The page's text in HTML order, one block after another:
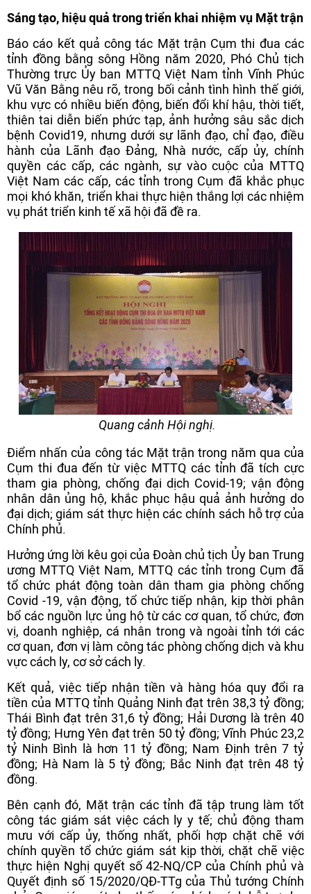
Sáng tạo, hiệu quả trong triển khai nhiệm vụ Mặt trận
Báo cáo kết quả công tác Mặt trận Cụm thi đua các
tỉnh đồng bằng sông Hồng năm 2020, Phó Chủ tịch
Thường trực Ủy ban MTTQ Việt Nam tỉnh Vĩnh Phúc
Vũ Văn Bằng nêu rõ, trong bối cảnh tình hình thế giới,
khu vực có nhiều biến động, biến đổi khí hậu, thời tiết,
thiên tai diễn biến phức tạp, ảnh hưởng sâu sắc dịch
bệnh Covid19, nhưng dưới sự lãnh đạo, chỉ đạo, điều
hành của Lãnh đạo Đảng, Nhà nước, cấp ủy, chính
quyền các cấp, các ngành, sự vào cuộc của MTTQ
Việt Nam các cấp, các tỉnh trong Cụm đã khắc phục
mọi khó khăn, triển khai thực hiện thắng lợi các nhiệm
vụ phát triển kinh tế xã hội đã đề ra.
Quang cảnh Hội nghị.
Điểm nhấn của công tác Mặt trận trong năm qua của
Cụm thi đua đến từ việc MTTQ các tỉnh đã tích cực
tham gia phòng, chống đại dịch Covid-19; vận động
nhân dân ủng hộ, khắc phục hậu quả ảnh hưởng do
đại dịch; giám sát thực hiện các chính sách hỗ trợ của
Chính phủ.
Hưởng ứng lời kêu gọi của Đoàn chủ tịch Ủy ban Trung
ương MTTQ Việt Nam, MTTQ các tỉnh trong Cụm đã
tổ chức phát động toàn dân tham gia phòng chống
Covid -19, vận động, tổ chức tiếp nhận, kịp thời phân
bổ các nguồn lực ủng hộ từ các cơ quan, tổ chức, đơn
vị, doanh nghiệp, cá nhân trong và ngoài tỉnh tới các
cơ quan, đơn vị làm công tác phòng chống dịch và khu
vực cách ly, cơ sở cách ly.
Kết quả, việc tiếp nhận tiền và hàng hóa quy đổi ra
tiền của MTTQ tỉnh Quảng Ninh đạt trên 38,3 tỷ đồng;
Thái Bình đạt trên 31,6 tỷ đồng; Hải Dương là trên 40
tỷ đồng; Hưng Yên đạt trên 50 tỷ đồng; Vĩnh Phúc 23,2
tỷ Ninh Bình là hơn 11 tỷ đồng; Nam Định trên 7 tỷ
đồng; Hà Nam là 5 tỷ đồng; Bắc Ninh đạt trên 48 tỷ
đồng.
Bên cạnh đó, Mặt trận các tỉnh đã tập trung làm tốt
công tác giám sát việc cách ly y tế; chủ động tham
mưu với cấp ủy, thống nhất, phối hợp chặt chẽ với
chính quyền tổ chức giám sát kịp thời, chặt chẽ việc
thực hiện Nghị quyết số 42-NQ/CP của Chính phủ và
Quyết định số 15/2020/QĐ-TTg của Thủ tướng Chính